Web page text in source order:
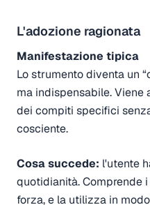
L'adozione ragionata
Manifestazione tipica
Lo strumento diventa un
ma indispensabile.
dei compiti specifici
cosciente.
Cosa succede: l'utente
quotidianità. Comprende
forza, e la utilizza in